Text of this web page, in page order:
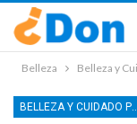
Belleza Belleza y
BELLEZA Y